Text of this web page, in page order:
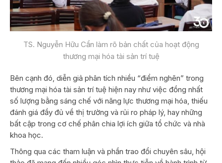
TS. Nguyễn Hữu Cẩn làm rõ bản chất của hoạt động
thương mại hóa tài sản trí tuệ
Bên cạnh đó, diễn giả phân tích nhiều “điểm nghẽn” trong
thương mại hóa tài sản trí tuệ hiện nay như việc đồng nhất
số lượng bằng sáng chế với năng lực thương mại hóa, thiếu
đánh giá đầy đủ về thị trường và rủi ro pháp lý, hay những
bất cập trong cơ chế phân chia lợi ích giữa tổ chức và nhà
khoa học.
Thông qua các tham luận và phần trao đổi chuyên sâu, hội